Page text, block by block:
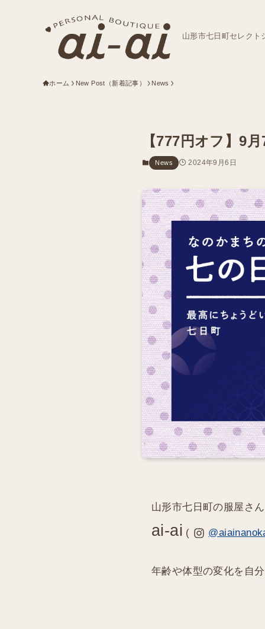
山形市七日町セレクト
ホーム New Post（新着記事） News
【777円オフ】9
News 2024年9月6日
山形市七日町の服屋さ
ai-ai (
年齢や体型の変化を自